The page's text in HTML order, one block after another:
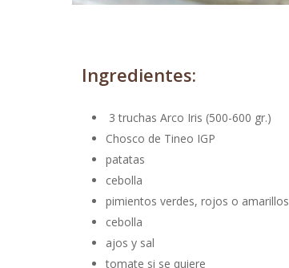
Ingredientes:
3 truchas Arco Iris (500-600 gr.)
Chosco de Tineo IGP
patatas
cebolla
pimientos verdes, rojos o amarillos
cebolla
ajos y sal
tomate si se quiere